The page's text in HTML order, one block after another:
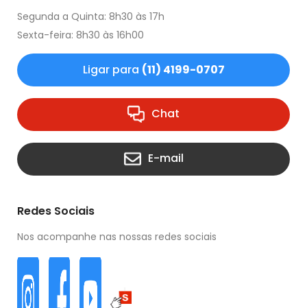
Segunda a Quinta: 8h30 às 17h
Sexta-feira: 8h30 às 16h00
Ligar para (11) 4199-0707
Chat
E-mail
Redes Sociais
Nos acompanhe nas nossas redes sociais